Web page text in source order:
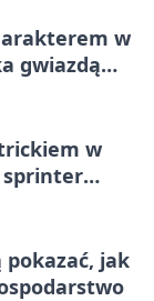
w
gwiazdą
w
sprinter
pokazać, jak